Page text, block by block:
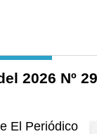
2026 Nº
El Periódico